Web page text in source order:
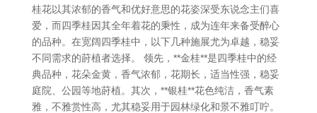
桂花以其浓郁的香气和优好意思的花姿深受东说念主们喜
爱，而四季桂因其全年着花的秉性，成为连年来备受醉心
的品种。在宽阔四季桂中，以下几种施展尤为卓越，稳妥
不同需求的莳植者选择。 领先，**金桂**是四季桂中的经
典品种，花朵金黄，香气浓郁，花期长，适当性强，稳妥
庭院、公园等地莳植。其次，**银桂**花色纯洁，香气素
雅，不雅赏性高，尤其稳妥用于园林绿化和景不雅叮咛。